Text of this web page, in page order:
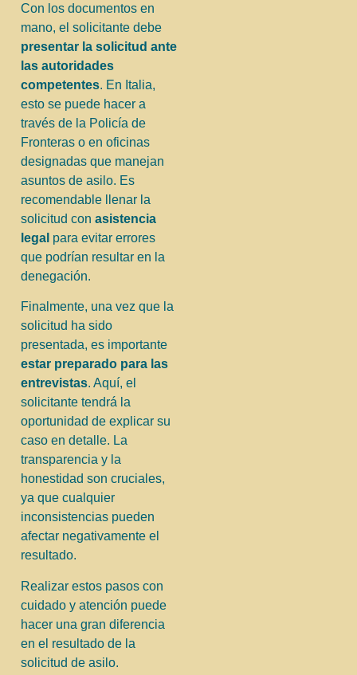
Con los documentos en
mano, el solicitante debe
presentar la solicitud ante
las autoridades
competentes. En Italia,
esto se puede hacer a
través de la Policía de
Fronteras o en oficinas
designadas que manejan
asuntos de asilo. Es
recomendable llenar la
solicitud con asistencia
legal para evitar errores
que podrían resultar en la
denegación.
Finalmente, una vez que la
solicitud ha sido
presentada, es importante
estar preparado para las
entrevistas. Aquí, el
solicitante tendrá la
oportunidad de explicar su
caso en detalle. La
transparencia y la
honestidad son cruciales,
ya que cualquier
inconsistencias pueden
afectar negativamente el
resultado.
Realizar estos pasos con
cuidado y atención puede
hacer una gran diferencia
en el resultado de la
solicitud de asilo.